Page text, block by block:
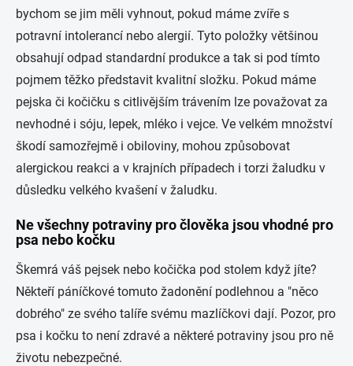
bychom se jim měli vyhnout, pokud máme zvíře s
potravní intolerancí nebo alergií. Tyto položky většinou
obsahují odpad standardní produkce a tak si pod tímto
pojmem těžko představit kvalitní složku. Pokud máme
pejska či kočičku s citlivějším trávením lze považovat za
nevhodné i sóju, lepek, mléko i vejce. Ve velkém množství
škodí samozřejmě i obiloviny, mohou způsobovat
alergickou reakci a v krajních případech i torzi žaludku v
důsledku velkého kvašení v žaludku.
Ne všechny potraviny pro člověka jsou vhodné pro
psa nebo kočku
Škemrá váš pejsek nebo kočička pod stolem když jíte?
Někteří páníčkové tomuto žadonění podlehnou a "něco
dobrého" ze svého talíře svému mazlíčkovi dají. Pozor, pro
psa i kočku to není zdravé a některé potraviny jsou pro ně
životu nebezpečné.